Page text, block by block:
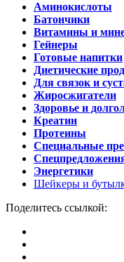
Аминокислоты
Батончики
Витамины и
Гейнеры
Готовые напитки
Диетические
Для связок и
Жиросжигатели
Здоровье и
Креатин
Протеины
Специальные
Энергетики
Шейкеры и
Поделитесь ссылкой: